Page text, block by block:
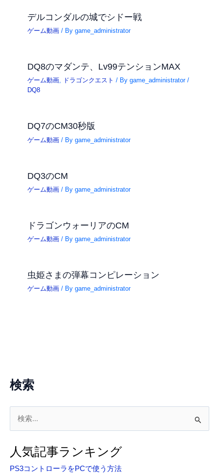
検索
象
:
人気記事ランキング
PS3コントローラをPCで使う方法
デルコンダルの城でシドー戦
ゲーム動画 / Bygame_administrator
DQ8のマダンテ、Lv99テンションMAX
ゲーム動画, ドラゴンクエスト / Bygame_administrator/
DQ8
DQ7のCM30秒版
ゲーム動画 / Bygame_administrator
DQ3のCM
ゲーム動画 / Bygame_administrator
ドラゴンウォーリアのCM
ゲーム動画 / Bygame_administrator
虫姫さまの弾幕コンピレーション
ゲーム動画 / Bygame_administrator